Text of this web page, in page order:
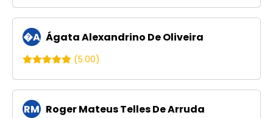
�A Ágata Alexandrino De Oliveira
(5.00)
RM Roger Mateus Telles De Arruda